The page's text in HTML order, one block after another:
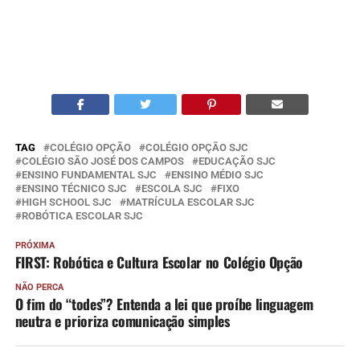
TAG COLÉGIO OPÇÃO
COLÉGIO OPÇÃO SJC
COLÉGIO SÃO JOSÉ DOS CAMPOS
EDUCAÇÃO SJC
ENSINO FUNDAMENTAL SJC
ENSINO MÉDIO SJC
ENSINO TÉCNICO SJC
ESCOLA SJC
FIXO
HIGH SCHOOL SJC
MATRÍCULA ESCOLAR SJC
ROBÓTICA ESCOLAR SJC
PRÓXIMA
FIRST: Robótica e Cultura Escolar no Colégio Opção
NÃO PERCA
O fim do “todes”? Entenda a lei que proíbe linguagem
neutra e prioriza comunicação simples